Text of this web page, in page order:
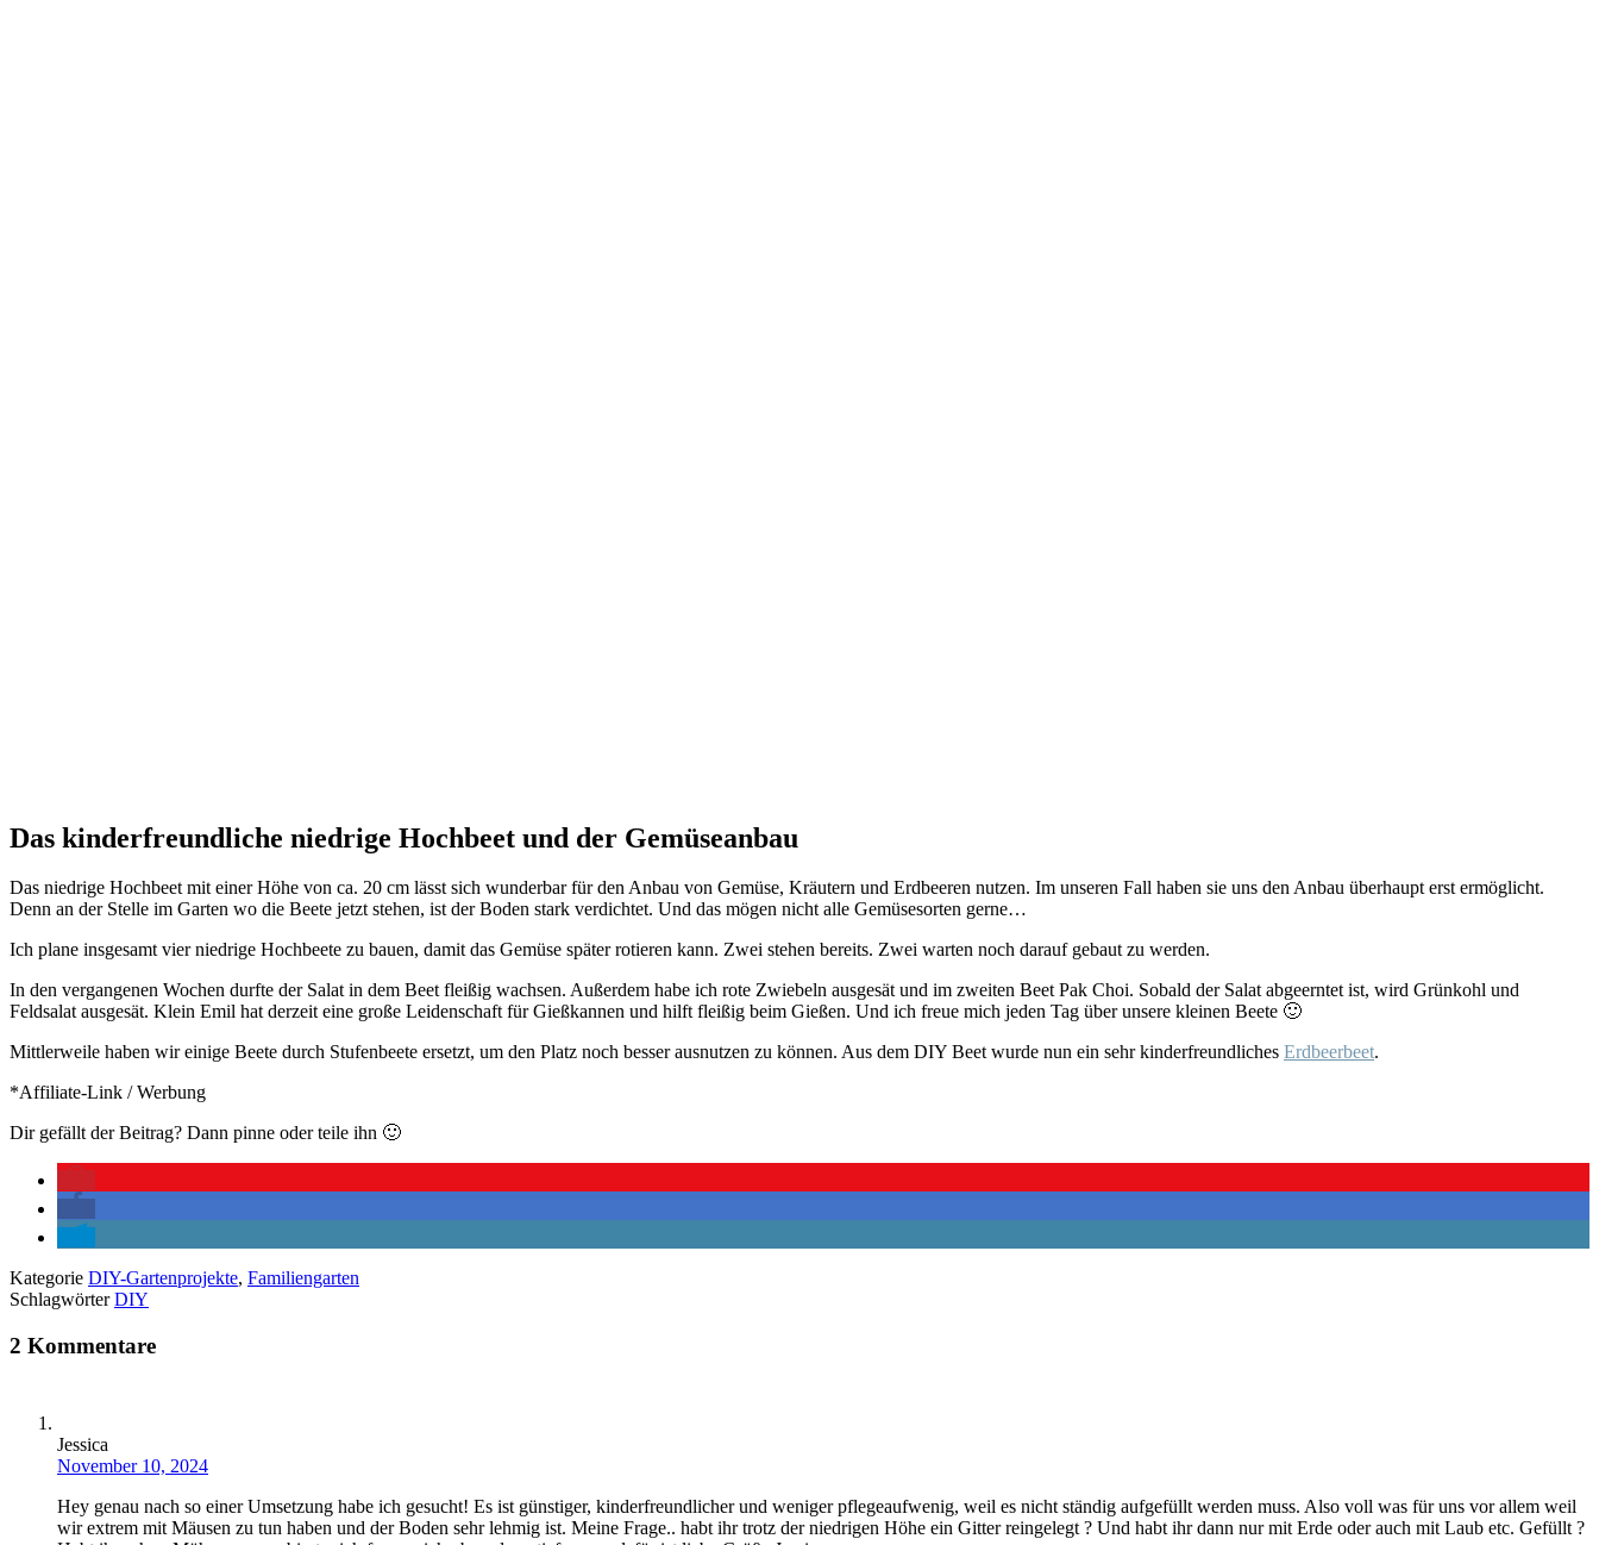
Das kinderfreundliche niedrige Hochbeet und der Gemüseanbau
Das niedrige Hochbeet mit einer Höhe von ca. 20 cm lässt sich wunderbar für den Anbau von Gemüse, Kräutern und Erdbeeren nutzen. Im unseren Fall haben sie uns den Anbau überhaupt erst ermöglicht.
Denn an der Stelle im Garten wo die Beete jetzt stehen, ist der Boden stark verdichtet. Und das mögen nicht alle Gemüsesorten gerne…
Ich plane insgesamt vier niedrige Hochbeete zu bauen, damit das Gemüse später rotieren kann. Zwei stehen bereits. Zwei warten noch darauf gebaut zu werden.
In den vergangenen Wochen durfte der Salat in dem Beet fleißig wachsen. Außerdem habe ich rote Zwiebeln ausgesät und im zweiten Beet Pak Choi. Sobald der Salat abgeerntet ist, wird Grünkohl und
Feldsalat ausgesät. Klein Emil hat derzeit eine große Leidenschaft für Gießkannen und hilft fleißig beim Gießen. Und ich freue mich jeden Tag über unsere kleinen Beete 🙂
Mittlerweile haben wir einige Beete durch Stufenbeete ersetzt, um den Platz noch besser ausnutzen zu können. Aus dem DIY Beet wurde nun ein sehr kinderfreundliches Erdbeerbeet.
*Affiliate-Link / Werbung
Dir gefällt der Beitrag? Dann pinne oder teile ihn 🙂
Kategorie DIY-Gartenprojekte, Familiengarten
SchlagwörterDIY
2 Kommentare
Jessica
November 10, 2024
Hey genau nach so einer Umsetzung habe ich gesucht! Es ist günstiger, kinderfreundlicher und weniger pflegeaufwenig, weil es nicht ständig aufgefüllt werden muss. Also voll was für uns vor allem weil
wir extrem mit Mäusen zu tun haben und der Boden sehr lehmig ist. Meine Frage.. habt ihr trotz der niedrigen Höhe ein Gitter reingelegt ? Und habt ihr dann nur mit Erde oder auch mit Laub etc. Gefüllt ?